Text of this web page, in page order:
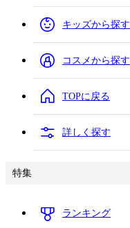
キッズから探す
コスメから探す
TOPに戻る
詳しく探す
特集
ランキング